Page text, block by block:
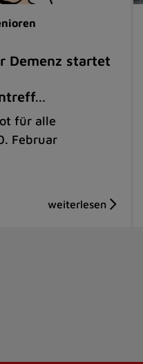
Demenz startet
für alle
Februar